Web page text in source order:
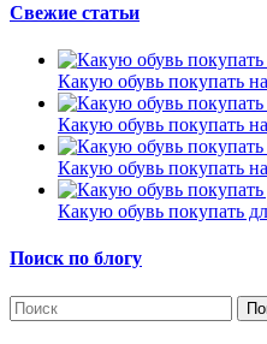
Свежие статьи
Какую обувь покупать
Какую обувь покупать
Какую обувь покупать
Какую обувь покупать
Поиск по блогу